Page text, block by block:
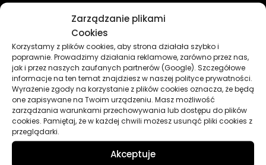
Zarządzanie plikami
Cookies
Korzystamy z plików cookies, aby strona działała szybko i
poprawnie. Prowadzimy działania reklamowe, zarówno przez nas,
jak i przez naszych zaufanych partnerów (Google). Szczegółowe
informacje na ten temat znajdziesz w naszej polityce prywatności.
Wyrażenie zgody na korzystanie z plików cookies oznacza, że będą
one zapisywane na Twoim urządzeniu. Masz możliwość
zarządzania warunkami przechowywania lub dostępu do plików
cookies. Pamiętaj, że w każdej chwili możesz usunąć pliki cookies z
przeglądarki.
Akceptuje
Przydatne linki
Chemia
Kosmetyki
Akcesoria
Żarówki
Zapachy
Poradniki
Dobierz olej